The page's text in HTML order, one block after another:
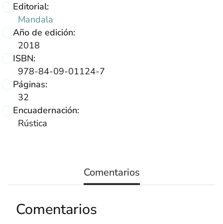
Editorial:
Mandala
Año de edición:
2018
ISBN:
978-84-09-01124-7
Páginas:
32
Encuadernación:
Rústica
Comentarios
Comentarios